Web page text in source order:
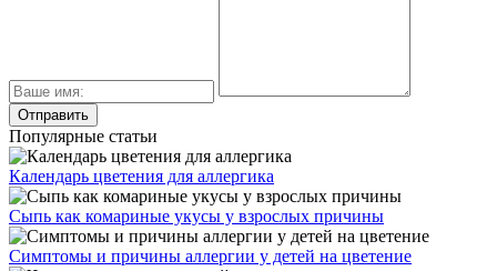
Популярные статьи
Календарь цветения для аллергика
Сыпь как комариные укусы у взрослых причины
Симптомы и причины аллергии у детей на цветение